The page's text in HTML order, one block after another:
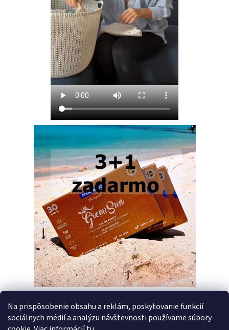
Na prispôsobenie obsahu a reklám, poskytovanie funkcií
sociálnych médií a analýzu návštevnosti používame súbory
PREDCHÁDZAJÚCI ČLÁNOK